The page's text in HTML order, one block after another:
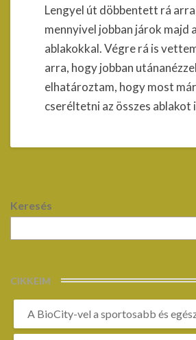
Lengyel út döbbentett rá
mennyivel jobban járok majd
ablakokkal. Végre rá is
arra, hogy jobban
elhatároztam, hogy most
cseréltetni az összes ablakot
Keresés
CIKKEIM
A BioCity-vel a sportosabb és